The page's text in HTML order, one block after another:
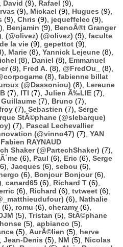
David (9), Rafael (9),
(9), Mickael (9), Hugues (9),
(9), Chris (9), jequeffelec (9),
Benjamin (9), BenoÃ®t Granger
(@olivez) (@olivez) (9), faculte
la vie (9), gepettot (9),
Marie (8), Yannick Lejeune (8),
(8), Daniel (8), Emmanuel
(8), Fred A. (8), @FredOu_
(8),
(8), fabienne billat
(@Dassoniou) (8), Lereune
(7), ITI (7), Julien Ã‰LIE (7),
(7), Bruno (7),
(7), Sebastien (7), Serge
StÃ©phane (@slebarque)
(7), Pascal Lechevallier
(@vinno47) (7), YAN
Fabien RAYNAUD
Shaker (@PartechShaker) (7),
(6), Paul (6), Eric (6), Serge
Jacques (6), sebou (6),
(6), Bonjour Bonjour(6),
canard65 (6), Richard T (6),
(6), Richard (6), tvtweet (6),
(6), Nathalie
(6), romu (6), cheramy (6),
(5), Tristan (5), StÃ©phane
(5), apbianco (5),
(5), AurÃ©lien (5), herve
Jean-Denis (5), NM (5), Nicolas